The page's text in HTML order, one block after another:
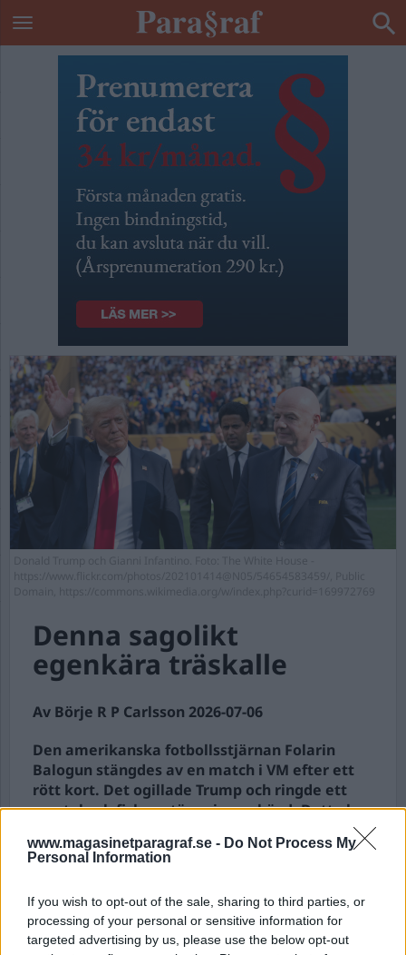
www.magasinetparagraf.se - Do Not Process My
Personal Information
If you wish to opt-out of the sale, sharing to third parties, or
processing of your personal or sensitive information for
targeted advertising by us, please use the below opt-out
Denna sagolikt
egenkära träskalle
Av Börje R P Carlsson 2026-07-06
Den amerikanska fotbollsstjärnan Folarin
Balogun stängdes av en match i VM efter ett
rött kort. Det ogillade Trump och ringde ett
samtal och fick avstängningen hävd. Detta har
fått många världen över att se rött, inte minst
Paragrafs Börje Carlsson.
Denna sagolikt egenkära träskalle som namnats
till Donald Trump. Det är en osannolik tur för
världen...